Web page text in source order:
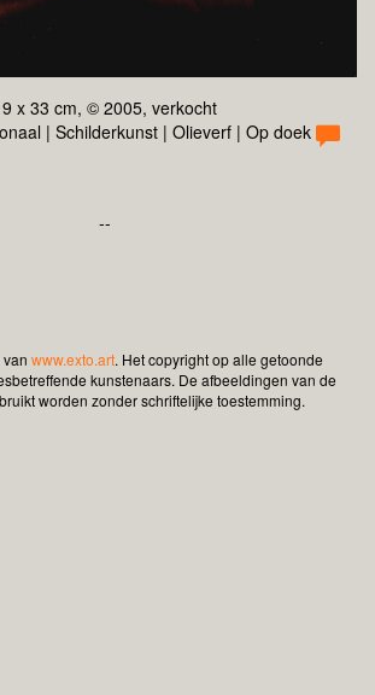
x 33 cm, © 2005, verkocht
| Schilderkunst | Olieverf | Op doek
--
www.exto.art. Het copyright op alle getoonde
kunstenaars. De afbeeldingen van de
worden zonder schriftelijke toestemming.